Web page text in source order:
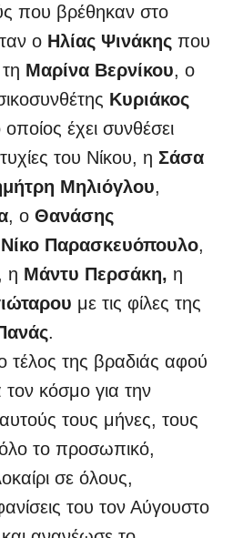
που βρέθηκαν στο
ο Ηλίας Ψινάκης που
Μαρίνα Βερνίκου, ο
Κυριάκος
έχει συνθέσει
του Νίκου, η Σάσα
Μηλιόγλου,
, ο Θανάσης
Νίκο Παρασκευόπουλο,
η Μάντυ Περσάκη, η
με τις φίλες της
.
τέλος της βραδιάς αφού
κόσμο για την
τους μήνες, τους
όλο το προσωπικό,
σε όλους,
του τον Αύγουστο